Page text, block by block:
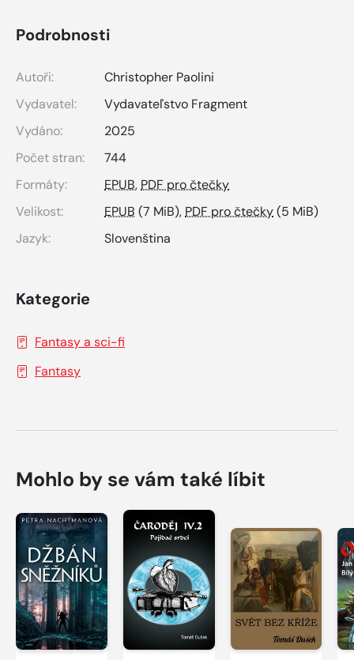
Podrobnosti
Autoři:
Christopher Paolini
Vydavatel:
Vydavateľstvo Fragment
Vydáno:
2025
Počet stran:
744
Formáty:
EPUB, PDF pro čtečky
Velikost:
EPUB (7 MiB), PDF pro čtečky(5 MiB)
Jazyk:
Slovenština
Kategorie
Fantasy a sci-fi
Fantasy
Mohlo by se vám také líbit